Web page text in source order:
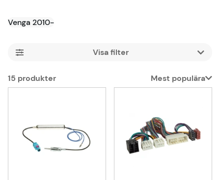
Venga 2010-
Filtrera
15 produkter
Mest populära